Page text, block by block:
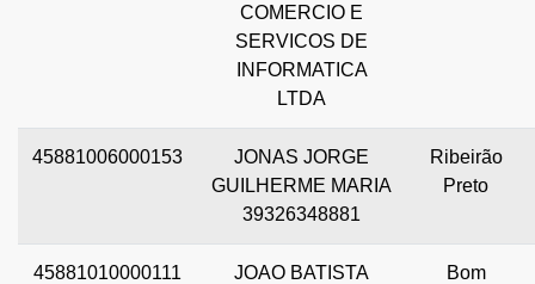
COMERCIO E
SERVICOS DE
INFORMATICA
LTDA
45881006000153
JONAS JORGE
GUILHERME MARIA
39326348881
Ribeirão
Preto
45881010000111
JOAO BATISTA
Bom